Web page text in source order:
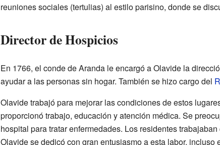
reuniones sociales (tertulias) al estilo parisino, donde se
Director de Hospicios
En 1766, el conde de Aranda le encargó a Olavide la
ayudar a las personas sin hogar. También se hizo cargo del
Olavide trabajó para mejorar las condiciones de estos
proporcionó trabajo, educación y atención médica. Se
hospital para tratar enfermedades. Los residentes
Olavide se dedicó con gran entusiasmo a esta labor, incluso